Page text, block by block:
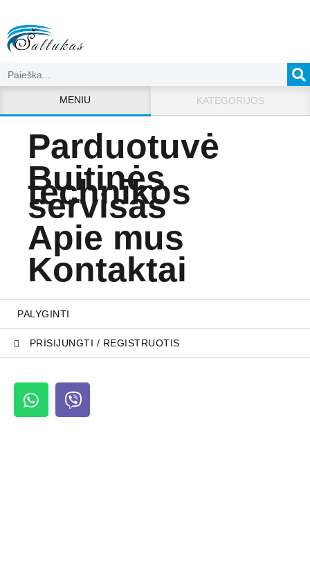
MENIU KATEGORIJOS
Parduotuvė
Buitinės
technikos
servisas
Apie mus
Kontaktai
PALYGINTI
PRISIJUNGTI / REGISTRUOTIS